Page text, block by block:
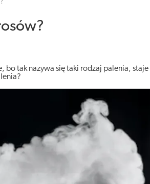
bo tak nazywa się taki rodzaj palenia, staje